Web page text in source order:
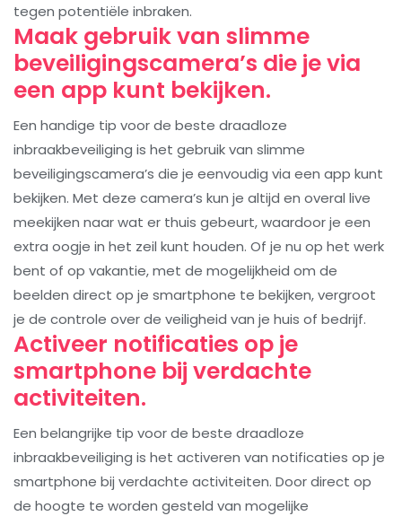
tegen potentiële inbraken.
Maak gebruik van slimme
beveiligingscamera’s die je via
een app kunt bekijken.
Een handige tip voor de beste draadloze
inbraakbeveiliging is het gebruik van slimme
beveiligingscamera’s die je eenvoudig via een app kunt
bekijken. Met deze camera’s kun je altijd en overal live
meekijken naar wat er thuis gebeurt, waardoor je een
extra oogje in het zeil kunt houden. Of je nu op het werk
bent of op vakantie, met de mogelijkheid om de
beelden direct op je smartphone te bekijken, vergroot
je de controle over de veiligheid van je huis of bedrijf.
Activeer notificaties op je
smartphone bij verdachte
activiteiten.
Een belangrijke tip voor de beste draadloze
inbraakbeveiliging is het activeren van notificaties op je
smartphone bij verdachte activiteiten. Door direct op
de hoogte te worden gesteld van mogelijke